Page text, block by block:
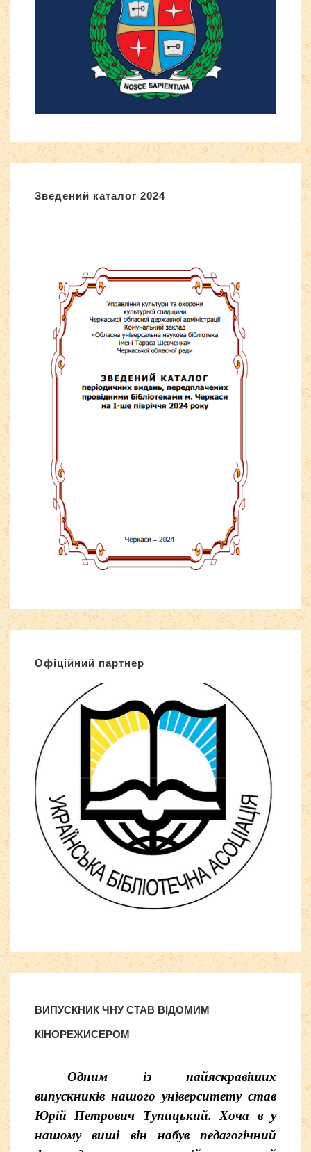
Зведений каталог 2024
Офіційний партнер
ВИПУСКНИК ЧНУ СТАВ ВІДОМИМ
КІНОРЕЖИСЕРОМ
Одним із найяскравіших
випускників нашого університету став
Юрій Петрович Тупицький. Хоча в у
нашому виші він набув педагогічний